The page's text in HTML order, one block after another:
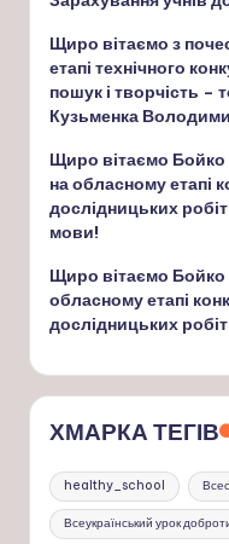
Щиро вітаємо з
етапі технічного
пошук і творчість –
Кузьменка
Щиро вітаємо Бойко
на обласному етапі
дослідницьких
мови!
Щиро вітаємо Бойко
обласному етапі
дослідницьких робіт
ХМАРКА ТЕГІВ
healthy_school
Всеукраїнський урок